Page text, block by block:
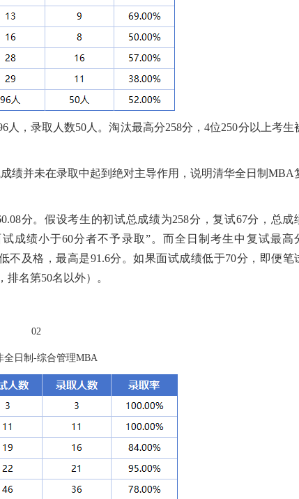
，录取人数50人。淘汰最高分258分，4位250分以上考生
绩并未在录取中起到绝对主导作用，说明清华全日制MBA
分。假设考生的初试总成绩为258分，复试67分，总成
成绩小于60分者不予录取”。而全日制考生中复试最高
不及格，最高是91.6分。如果面试成绩低于70分，即便笔
排名第50名以外）。
02
全日制-综合管理MBA